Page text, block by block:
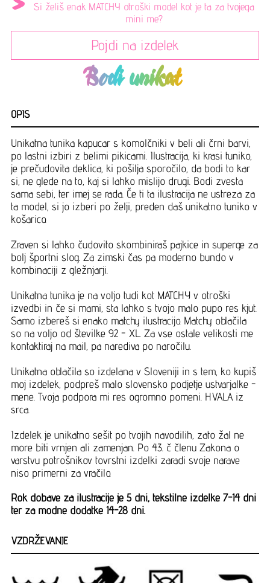
Si želiš enak MATCHY otroški model kot je ta za tvojega
mini me?
Pojdi na izdelek
Bodi unikat
OPIS
Unikatna tunika kapucar s komolčniki v beli ali črni barvi,
po lastni izbiri z belimi pikicami. Ilustracija, ki krasi tuniko,
je prečudovita deklica, ki pošilja sporočilo, da bodi to kar
si, ne glede na to, kaj si lahko mislijo drugi. Bodi zvesta
sama sebi, ter imej se rada. Če ti ta ilustracija ne ustreza za
ta model, si jo izberi po želji, preden daš unikatno tuniko v
košarico.
Zraven si lahko čudovito skombiniraš pajkice in superge za
bolj športni slog. Za zimski čas pa moderno bundo v
kombinaciji z gležnjarji.
Unikatna tunika je na voljo tudi kot MATCHY v otroški
izvedbi in če si mami, sta lahko s tvojo malo pupo res kjut.
Samo izbereš si enako matchy ilustracijo. Matchy oblačila
so na voljo od številke 92 - XL. Za vse ostale velikosti me
kontaktiraj na mail, pa narediva po naročilu.
Unikatna oblačila so izdelana v Sloveniji in s tem, ko kupiš
moj izdelek, podpreš malo slovensko podjetje ustvarjalke -
mene. Tvoja podpora mi res ogromno pomeni. HVALA iz
srca.
Izdelek je unikatno sešit po tvojih navodilih, zato žal ne
more biti vrnjen ali zamenjan. Po 43. č členu Zakona o
varstvu potrošnikov tovrstni izdelki zaradi svoje narave
niso primerni za vračilo.
Rok dobave za ilustracije je 5 dni, tekstilne izdelke 7-14 dni
ter za modne dodatke 14-28 dni.
VZDRŽEVANJE